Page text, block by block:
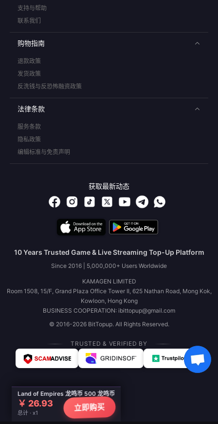
Land of Empires 龙鸣币 500 龙鸣币
￥ 26.93
总计 · x1
立即购买
支持与帮助
联系我们
购物指南
退款政策
发货政策
反洗钱与反恐怖融资政策
法律条款
服务条款
隐私政策
编辑标准与免责声明
获取最新动态
10 Years Trusted Game & Live Streaming Top-Up Platform
Since 2016 | 5,000,000+ Users Worldwide
KAMAGEN LIMITED
Room 1508, 15/F, Grand Plaza Office Tower II, 625 Nathan Road, Mong Kok,
Kowloon, Hong Kong
BUSINESS COOPERATION: ibittopup@gmail.com
© 2016-2026 BitTopup. All Rights Reserved.
TRUSTED & VERIFIED BY